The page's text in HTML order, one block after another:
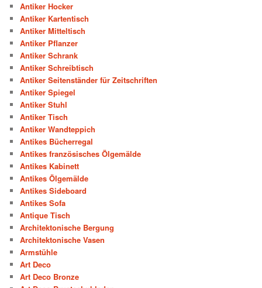
Antiker Hocker
Antiker Kartentisch
Antiker Mitteltisch
Antiker Pflanzer
Antiker Schrank
Antiker Schreibtisch
Antiker Seitenständer für Zeitschriften
Antiker Spiegel
Antiker Stuhl
Antiker Tisch
Antiker Wandteppich
Antikes Bücherregal
Antikes französisches Ölgemälde
Antikes Kabinett
Antikes Ölgemälde
Antikes Sideboard
Antikes Sofa
Antique Tisch
Architektonische Bergung
Architektonische Vasen
Armstühle
Art Deco
Art Deco Bronze